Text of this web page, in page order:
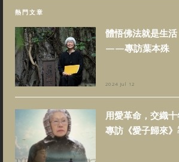
熱門文章
體悟佛法就是生
——專訪葉本殊
2024 Jul 12
用愛革命，交織
專訪《愛子歸來